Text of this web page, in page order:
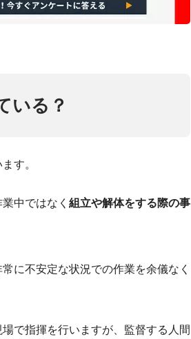
いる？
す。
中ではなく 組立や解体をする際の事
に不安定な状況での作業を余儀なく
で指揮を行いますが、監督する人間